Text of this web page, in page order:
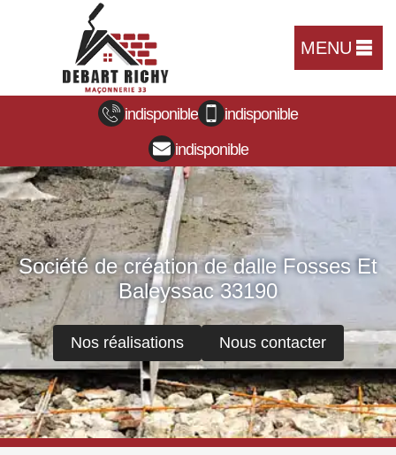
MENU
indisponible
indisponible
indisponible
Société de création de dalle Fosses Et
Baleyssac 33190
Nos réalisations Nous contacter